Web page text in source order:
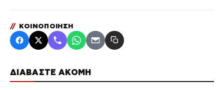
ΔΙΑΒΑΣΤΕ ΑΚΟΜΗ
// ΚΟΙΝΟΠΟΙΗΣΗ